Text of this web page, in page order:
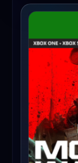
Call of Duty: